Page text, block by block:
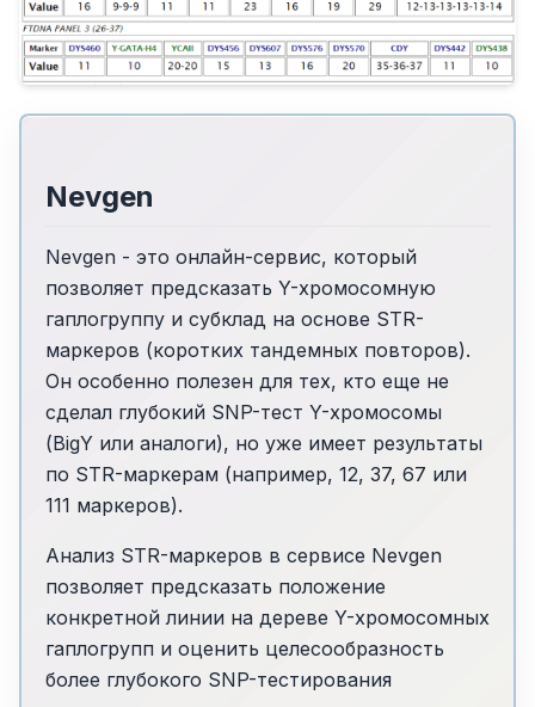
Nevgen
Nevgen - это онлайн-сервис, который
позволяет предсказать Y-хромосомную
гаплогруппу и субклад на основе STR-
маркеров (коротких тандемных повторов).
Он особенно полезен для тех, кто еще не
сделал глубокий SNP-тест Y-хромосомы
(BigY или аналоги), но уже имеет результаты
по STR-маркерам (например, 12, 37, 67 или
111 маркеров).
Анализ STR-маркеров в сервисе Nevgen
позволяет предсказать положение
конкретной линии на дереве Y-хромосомных
гаплогрупп и оценить целесообразность
более глубокого SNP-тестирования